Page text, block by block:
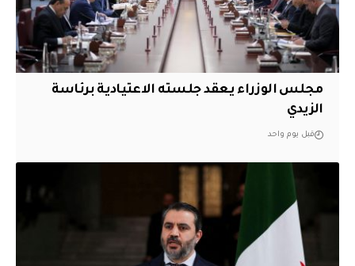
مجلس الوزراء يعقد جلسته الاعتيادية برئاسة
الزيدي
قبل يوم واحد